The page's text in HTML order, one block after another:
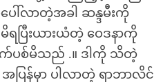
ပေါ်လာတဲ့အခါ ဆန္ဒမီးကို
ရပြီးယားယံတဲ့ ဝေဒနာကို
ာက်ပစ်မိသည် .။ ဒါကို သိတဲ့
ပြန်မှာ ပါလာတဲ့ ရာဘာလိင်